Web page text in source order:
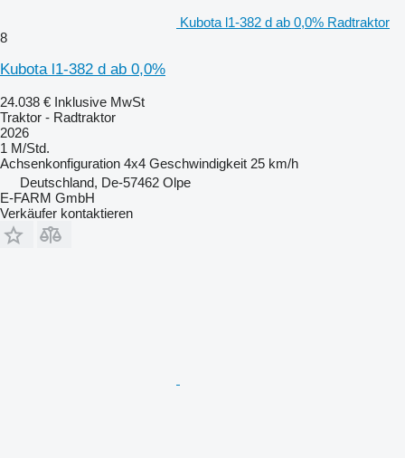
Kubota l1-382 d ab 0,0% Radtraktor
8
Kubota l1-382 d ab 0,0%
24.038 € Inklusive MwSt
Traktor - Radtraktor
2026
1 M/Std.
Achsenkonfiguration 4x4 Geschwindigkeit 25 km/h
Deutschland, De-57462 Olpe
E-FARM GmbH
Verkäufer kontaktieren